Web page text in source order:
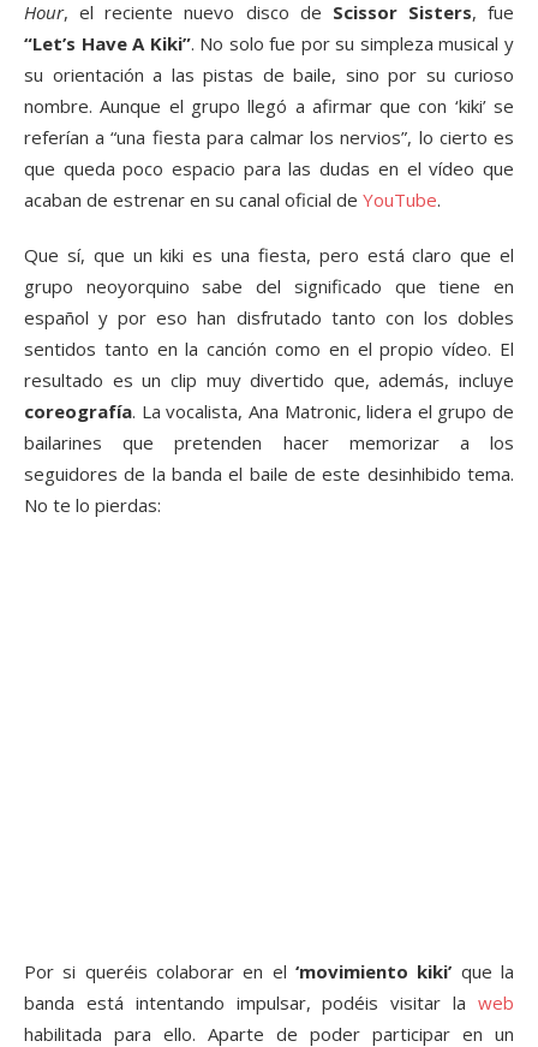
Hour, el reciente nuevo disco de Scissor Sisters, fue
“Let’s Have A Kiki”. No solo fue por su simpleza musical y
su orientación a las pistas de baile, sino por su curioso
nombre. Aunque el grupo llegó a afirmar que con ‘kiki’ se
referían a “una fiesta para calmar los nervios”, lo cierto es
que queda poco espacio para las dudas en el vídeo que
acaban de estrenar en su canal oficial de YouTube.
Que sí, que un kiki es una fiesta, pero está claro que el
grupo neoyorquino sabe del significado que tiene en
español y por eso han disfrutado tanto con los dobles
sentidos tanto en la canción como en el propio vídeo. El
resultado es un clip muy divertido que, además, incluye
coreografía. La vocalista, Ana Matronic, lidera el grupo de
bailarines que pretenden hacer memorizar a los
seguidores de la banda el baile de este desinhibido tema.
No te lo pierdas:
Por si queréis colaborar en el ‘movimiento kiki’ que la
banda está intentando impulsar, podéis visitar la web
habilitada para ello. Aparte de poder participar en un